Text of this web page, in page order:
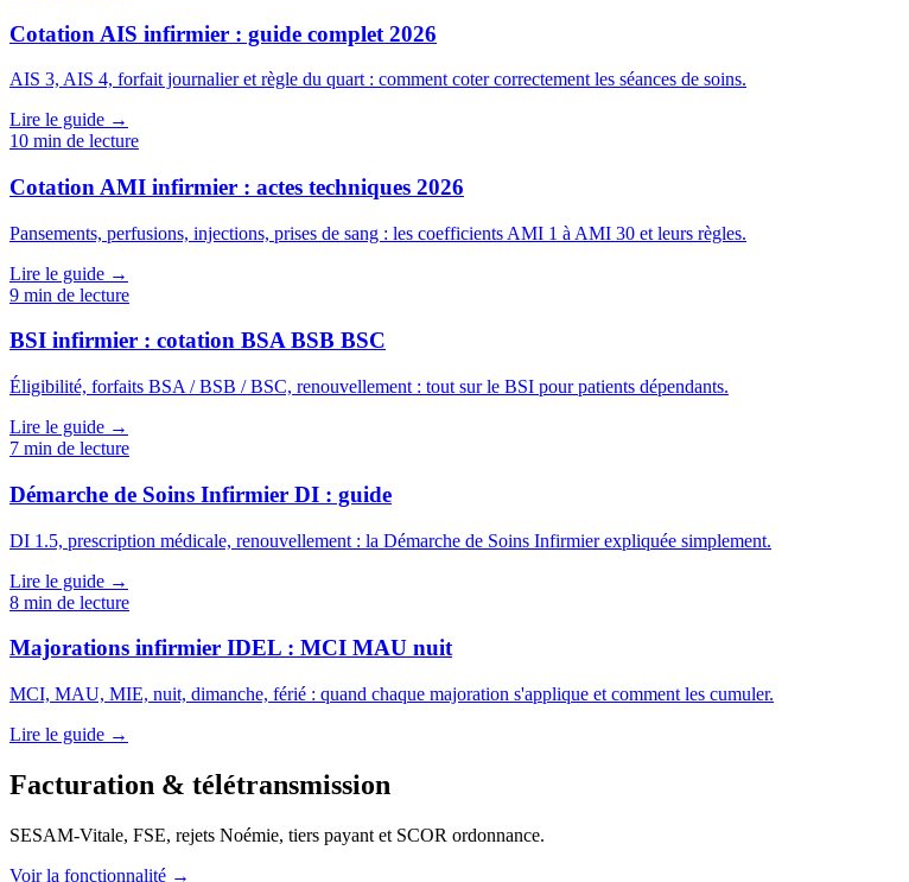
Cotation AIS infirmier : guide complet 2026
AIS 3, AIS 4, forfait journalier et règle du quart : comment coter correctement les séances de soins.
Lire le guide →
10 min de lecture
Cotation AMI infirmier : actes techniques 2026
Pansements, perfusions, injections, prises de sang : les coefficients AMI 1 à AMI 30 et leurs règles.
Lire le guide →
9 min de lecture
BSI infirmier : cotation BSA BSB BSC
Éligibilité, forfaits BSA / BSB / BSC, renouvellement : tout sur le BSI pour patients dépendants.
Lire le guide →
7 min de lecture
Démarche de Soins Infirmier DI : guide
DI 1.5, prescription médicale, renouvellement : la Démarche de Soins Infirmier expliquée simplement.
Lire le guide →
8 min de lecture
Majorations infirmier IDEL : MCI MAU nuit
MCI, MAU, MIE, nuit, dimanche, férié : quand chaque majoration s'applique et comment les cumuler.
Lire le guide →
Facturation & télétransmission
SESAM-Vitale, FSE, rejets Noémie, tiers payant et SCOR ordonnance.
Voir la fonctionnalité →